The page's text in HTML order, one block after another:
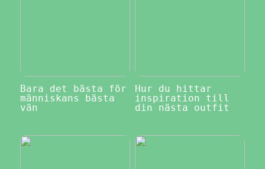
Bara det bästa för
människans bästa
vän
Hur du hittar
inspiration till
din nästa outfit